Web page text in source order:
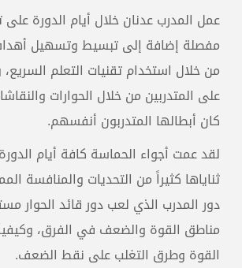
عمل المدرب عدنان خلال أيام الدورة
مفصلة إضافة إلى تبسيط وتسهيل
من خلال استخدام تقنيات التعلم
على المتدربين من خلال الحوارات
كان أبطالها المتدربون أنفسهم.
لقد عمت أجواء الحماسة كافة أيام
ثناياها كثيراً من التحديات والمنافسة
دور المدرب الذي لعب دور قائد الحوار
مناطق القوة والضعف في الفرق،
القوة وطرق التغلب على نقط الضعف.